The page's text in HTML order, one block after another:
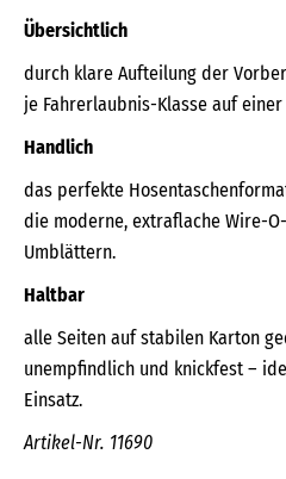
Übersichtlich
durch klare Aufteilung der
je Fahrerlaubnis-Klasse auf
Handlich
das perfekte
die moderne, extraflache Wire-
Umblättern.
Haltbar
alle Seiten auf stabilen Karton
unempfindlich und knickfest –
Einsatz.
Artikel-Nr. 11690